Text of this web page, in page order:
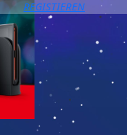
REGISTIEREN